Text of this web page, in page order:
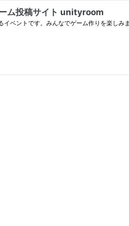
ム投稿サイト unityroom
ベントです。みんなでゲーム作りを楽しみ